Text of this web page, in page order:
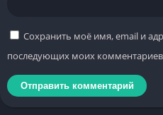
Сохранить моё имя, email и
последующих моих